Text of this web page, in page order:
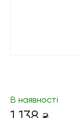
В наявності